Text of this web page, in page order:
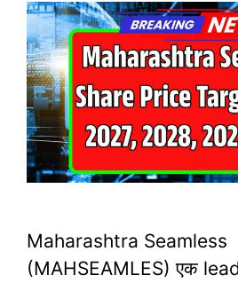
Maharashtra Seamless
(MAHSEAMLES) एक